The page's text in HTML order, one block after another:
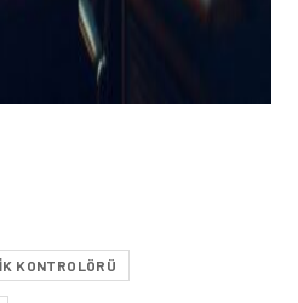
KONTROLÖRÜ